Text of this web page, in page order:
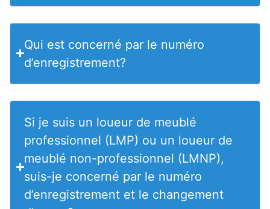
Qui est concerné par le numéro
d’enregistrement?
Si je suis un loueur de meublé
professionnel (LMP) ou un loueur de
meublé non-professionnel (LMNP),
suis-je concerné par le numéro
d’enregistrement et le changement